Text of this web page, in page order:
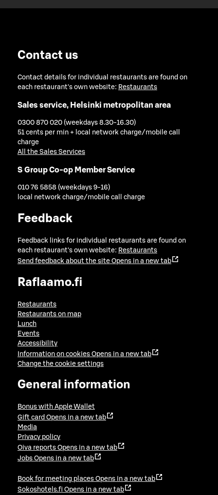
Contact us
Contact details for individual restaurants are found on
each restaurant's own website: Restaurants
Sales service, Helsinki metropolitan area
0300 870 020 (weekdays 8.30-16.30)
51 cents per min + local network charge/mobile call
charge
All the Sales Services
S Group Co-op Member Service
010 76 5858 (weekdays 9-16)
local network charge/mobile call charge
Feedback
Feedback links for individual restaurants are found on
each restaurant's own website: Restaurants
Send feedback about the site Opens in a new tab
Raflaamo.fi
Restaurants
Restaurants on map
Lunch
Events
Accessibility
Information on cookies Opens in a new tab
Change the cookie settings
General information
Bonus with Apple Wallet
Gift card Opens in a new tab
Media
Privacy policy
Oiva reports Opens in a new tab
Jobs Opens in a new tab
Book for meeting places Opens in a new tab
Sokoshotels.fi Opens in a new tab